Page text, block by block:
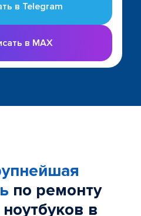
в Telegram
в MAX
по ремонту
в